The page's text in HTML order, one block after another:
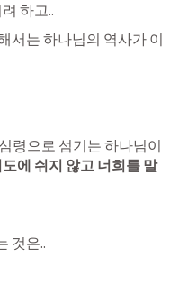
하고..
서는 하나님의 역사가 이
령으로 섬기는 하나님이
에 쉬지 않고 너희를 말
것은..